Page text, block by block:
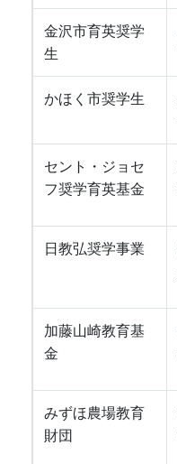
金沢市育英奨学
生
かほく市奨学生
セント・ジョセ
フ奨学育英基金
日教弘奨学事業
加藤山崎教育基
金
みずほ農場教育
財団